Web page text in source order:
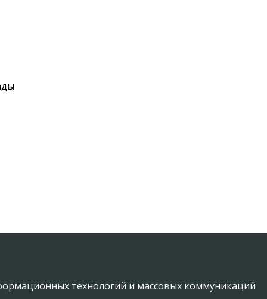
технологий и массовых коммуникаций